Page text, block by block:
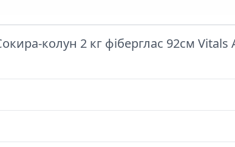
колун 2 кг фіберглас 92см Vitals